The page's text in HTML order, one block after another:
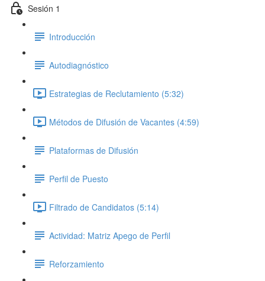
Sesión 1
Introducción
Autodiagnóstico
Estrategias de Reclutamiento (5:32)
Métodos de Difusión de Vacantes (4:59)
Plataformas de Difusión
Perfil de Puesto
Filtrado de Candidatos (5:14)
Actividad: Matriz Apego de Perfil
Reforzamiento